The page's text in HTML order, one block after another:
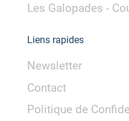
Les Galopades -
Liens rapides
Newsletter
Contact
Politique de